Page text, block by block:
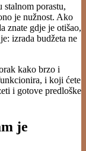
stalnom porastu,
je nužnost. Ako
znate gdje je otišao,
izrada budžeta ne
kako brzo i
i koji ćete
i gotove predloške
je